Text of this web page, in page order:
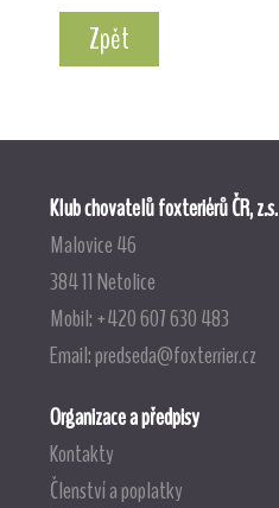
Zpět
Klub chovatelů foxteriérů ČR, z.s.
Malovice 46
384 11 Netolice
Mobil: +420 607 630 483
Email:predseda@foxterrier.cz
Organizace a předpisy
Kontakty
Členství a poplatky